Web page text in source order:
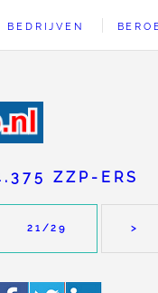
ZZP-ERS
21 /29 >
BEDRIJVEN